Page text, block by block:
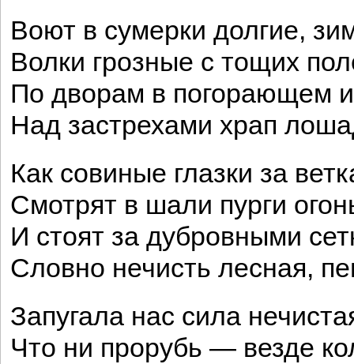
Воют в сумерки долгие,
Волки грозные с тощих
По дворам в погорающем
Над застрехами храп
Как совиные глазки за
Смотрят в шали пурги
И стоят за дубровными
Словно нечисть лесная,
Запугала нас сила
Что ни прорубь — везде